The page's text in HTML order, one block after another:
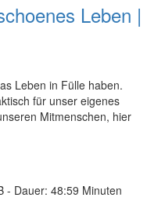
Leben |
Leben in Fülle haben.
für unser eigenes
Mitmenschen, hier
- Dauer: 48:59 Minuten